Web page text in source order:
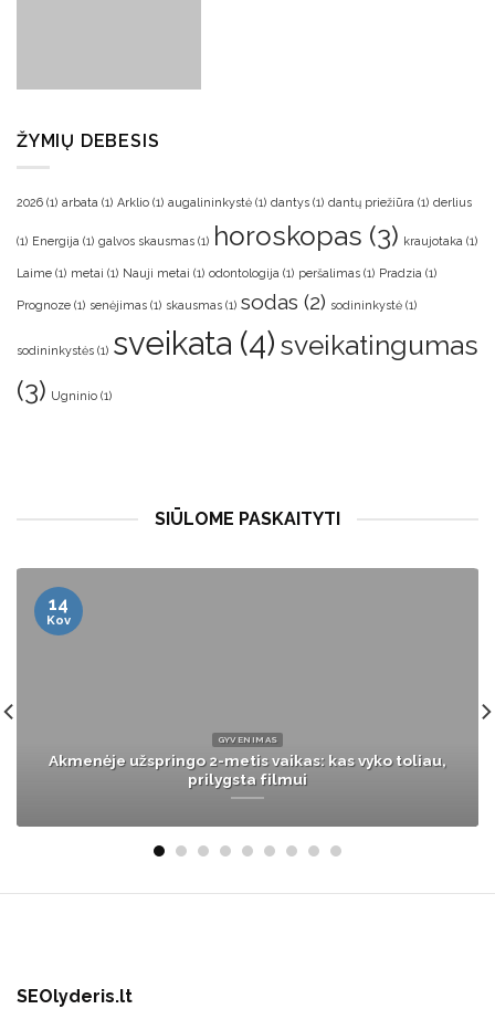
ŽYMIŲ DEBESIS
2026 (1) arbata (1) Arklio (1) augalininkystė (1) dantys (1) dantų priežiūra (1) derlius
(1) Energija (1) galvos skausmas (1) horoskopas (3) kraujotaka (1)
Laime (1) metai (1) Nauji metai (1) odontologija (1) peršalimas (1) Pradzia (1)
Prognoze (1) senėjimas (1) skausmas (1) sodas (2) sodininkystė (1)
sodininkystės (1) sveikata (4) sveikatingumas
(3) Ugninio (1)
SIŪLOME PASKAITYTI
ŽMONĖS
Garsi Lietuvos žurnalistė pasibaisėjo, ką išvydo miesto
autobuse: drąsiai stojo ginti merginų
21
Gru
SEOlyderis.lt